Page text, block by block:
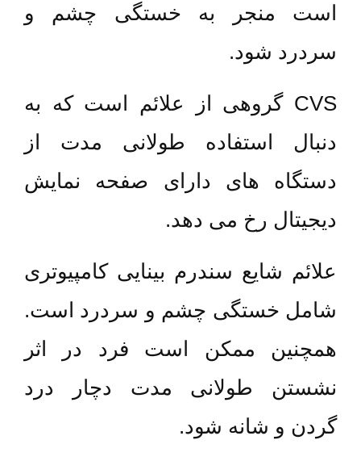
است منجر به خستگی چشم و
سردرد شود.
CVS گروهی از علائم است که به
دنبال استفاده طولانی مدت از
دستگاه های دارای صفحه نمایش
دیجیتال رخ می دهد.
علائم شایع سندرم بینایی کامپیوتری
شامل خستگی چشم و سردرد است.
همچنین ممکن است فرد در اثر
نشستن طولانی مدت دچار درد
گردن و شانه شود.